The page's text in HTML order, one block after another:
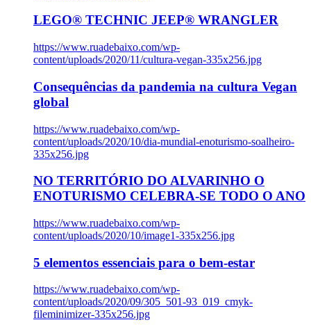
LEGO® TECHNIC JEEP® WRANGLER
https://www.ruadebaixo.com/wp-
content/uploads/2020/11/cultura-vegan-335x256.jpg
Consequências da pandemia na cultura Vegan
global
https://www.ruadebaixo.com/wp-
content/uploads/2020/10/dia-mundial-enoturismo-soalheiro-
335x256.jpg
NO TERRITÓRIO DO ALVARINHO O
ENOTURISMO CELEBRA-SE TODO O ANO
https://www.ruadebaixo.com/wp-
content/uploads/2020/10/image1-335x256.jpg
5 elementos essenciais para o bem-estar
https://www.ruadebaixo.com/wp-
content/uploads/2020/09/305_501-93_019_cmyk-
fileminimizer-335x256.jpg